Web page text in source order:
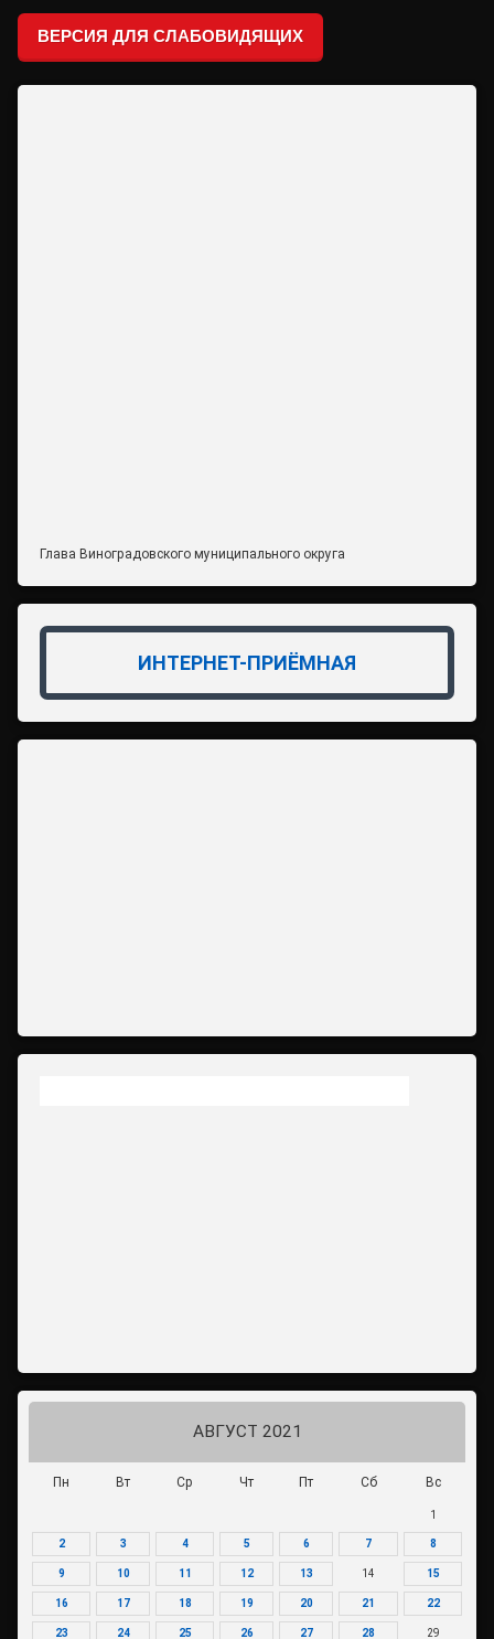
ВЕРСИЯ ДЛЯ СЛАБОВИДЯЩИХ
Глава Виноградовского муниципального округа
ИНТЕРНЕТ-ПРИЁМНАЯ
АВГУСТ 2021
Пн Вт Ср Чт Пт Сб Вс
1
2 3 4 5 6 7 8
9 10 11 12 13 14 15
16 17 18 19 20 21 22
23 24 25 26 27 28 29